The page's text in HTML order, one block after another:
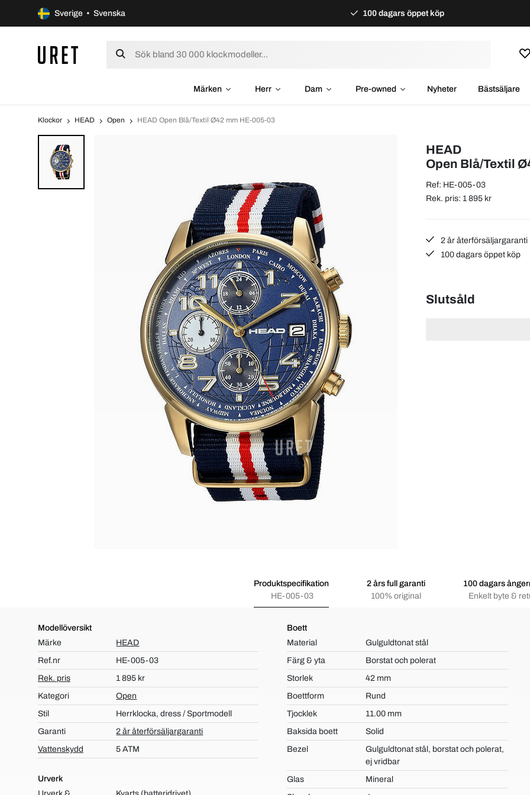
Sverige • Svenska 100 dagars öppet köp
Märken Herr Dam Pre-owned Nyheter Bästsäljare
Klockor HEAD Open HEAD Open Blå/Textil Ø42 mm HE-005-03
HEAD
Open Blå/Textil
Ref: HE-005-03
Rek. pris: 1 895 kr
2 år återförsäljargaranti
100 dagars öppet köp
Slutsåld
Produktspecifikation
HE-005-03
2 års full garanti
100% original
100 dagars
Enkelt byte &
Modellöversikt
Märke
HEAD
Ref.nr
HE-005-03
Rek. pris
1 895 kr
Kategori
Open
Stil
Herrklocka, dress / Sportmodell
Garanti
2 år återförsäljargaranti
Vattenskydd
5 ATM
Urverk
Boett
Material
Gulguldtonat stål
Färg & yta
Borstat och polerat
Storlek
42 mm
Boettform
Rund
Tjocklek
11.00 mm
Baksida boett
Solid
Bezel
Gulguldtonat stål, borstat och polerat,
ej vridbar
Glas
Mineral